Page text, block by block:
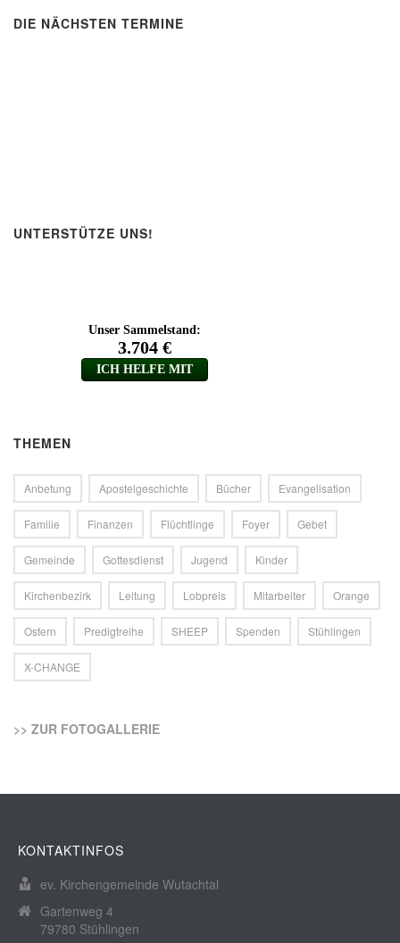
DIE NÄCHSTEN TERMINE
UNTERSTÜTZE UNS!
THEMEN
Anbetung Apostelgeschichte Bücher Evangelisation
Familie Finanzen Flüchtlinge Foyer Gebet
Gemeinde Gottesdienst Jugend Kinder
Kirchenbezirk Leitung Lobpreis Mitarbeiter Orange
Ostern Predigtreihe SHEEP Spenden Stühlingen
X-CHANGE
>> ZUR FOTOGALLERIE
KONTAKTINFOS
ev. Kirchengemeinde Wutachtal
Gartenweg 4
79780 Stühlingen